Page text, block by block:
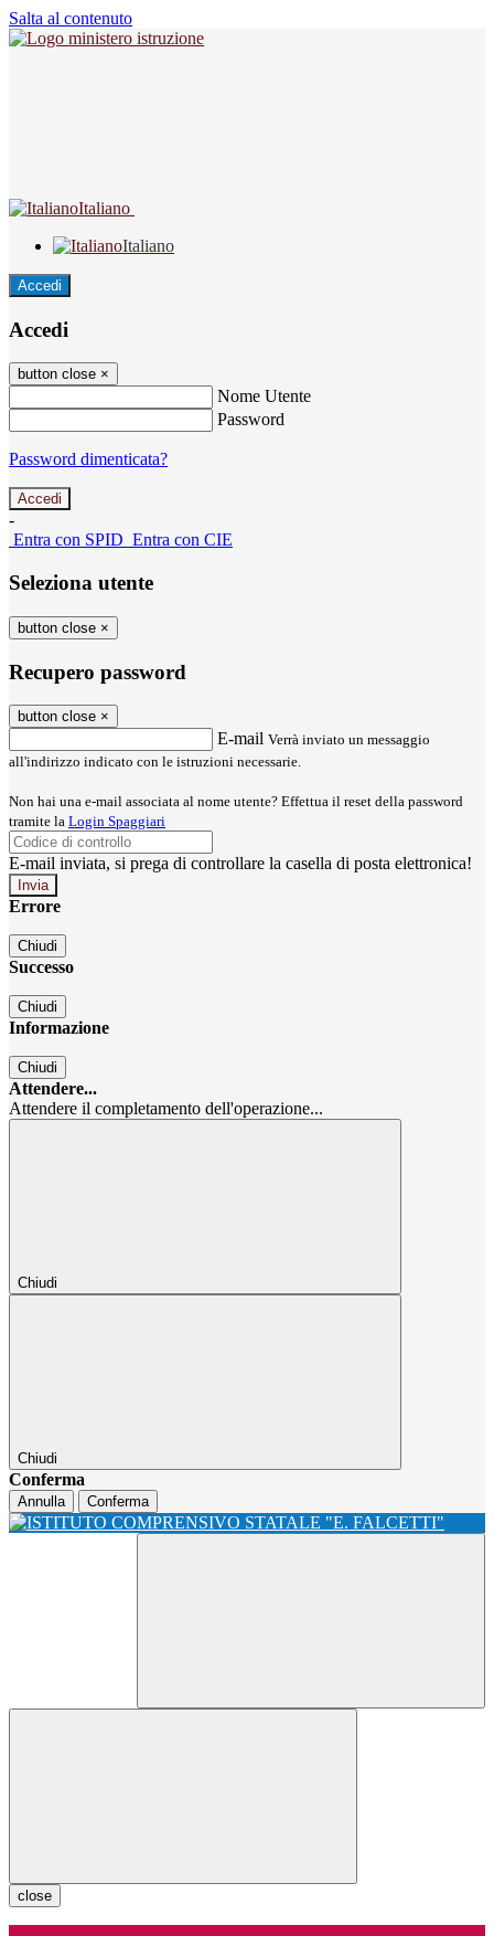
Salta al contenuto
Italiano
Italiano
Accedi
Accedi
button close ×
Nome Utente
Password
Password dimenticata?
-
Entra con SPID Entra con CIE
Seleziona utente
button close ×
Recupero password
button close ×
E-mail Verrà inviato un messaggio
all'indirizzo indicato con le istruzioni necessarie.
Non hai una e-mail associata al nome utente? Effettua il reset della password
tramite la Login Spaggiari
E-mail inviata, si prega di controllare la casella di posta elettronica!
Errore
Chiudi
Successo
Chiudi
Informazione
Chiudi
Attendere...
Attendere il completamento dell'operazione...
Chiudi
Chiudi
Conferma
Annulla Conferma
close